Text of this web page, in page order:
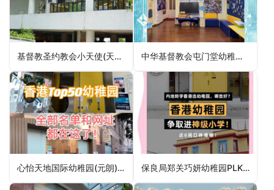
基督教圣约教会小天使(天盛)幼稚园Mcc Little Angel (Tin Shing) Kindergarten（元朗区幼稚园） 中华基督教会屯门堂幼稚园CCC Tuen Mun Church Kindergarten（屯门区幼稚园）
心怡天地国际幼稚园(元朗)Joyful World International Kindergarten (Yuen Long)（元朗区幼稚园） 保良局郑关巧妍幼稚园PLK Cheng Kwan How Yin Kindergarten（观塘区幼稚园）